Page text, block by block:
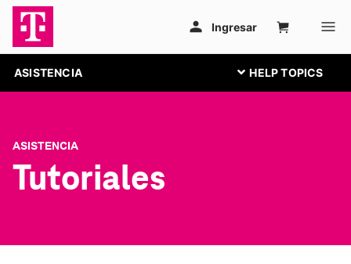
ASISTENCIA
ASISTENCIA
Tutoriales